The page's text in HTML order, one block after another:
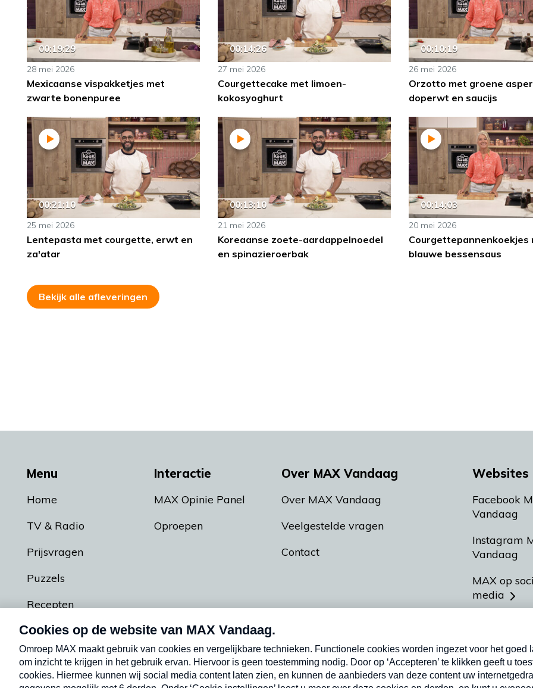
00:19:29
28 mei 2026
Mexicaanse vispakketjes met
zwarte bonenpuree
00:14:26
27 mei 2026
Courgettecake met limoen-
kokosyoghurt
00:10:19
26 mei 2026
Orzotto met groene
doperwt en saucijs
00:21:10
25 mei 2026
Lentepasta met courgette, erwt en
za'atar
00:13:10
21 mei 2026
Koreaanse zoete-aardappelnoedel
en spinazieroerbak
00:14:03
20 mei 2026
Courgettepannenkoekjes
blauwe bessensaus
Bekijk alle afleveringen
Menu
Home
TV & Radio
Prijsvragen
Puzzels
Recepten
Podcasts
Interactie
MAX Opinie Panel
Oproepen
Over MAX Vandaag
Over MAX Vandaag
Veelgestelde vragen
Contact
Websites
Facebook
Vandaag
Instagram
Vandaag
MAX op
media
Meldpunt
Heel